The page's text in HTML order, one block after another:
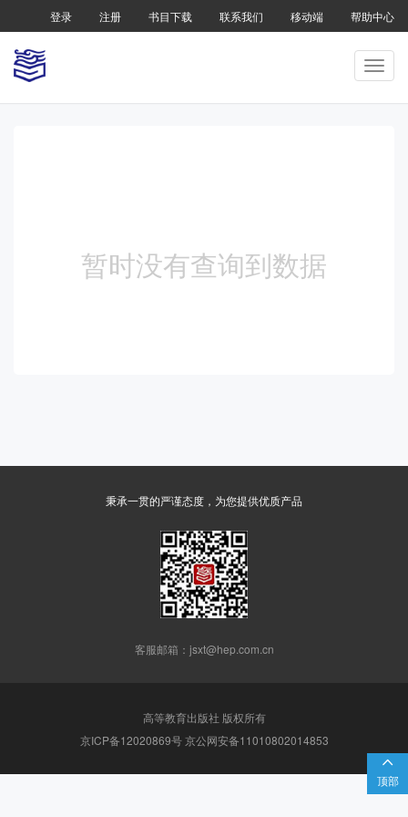
登录 注册 书目下载 联系我们 移动端 帮助中心

顶部
暂时没有查询到数据
秉承一贯的严谨态度，为您提供优质产品
客服邮箱：jsxt@hep.com.cn
高等教育出版社 版权所有
京ICP备12020869号 京公网安备11010802014853